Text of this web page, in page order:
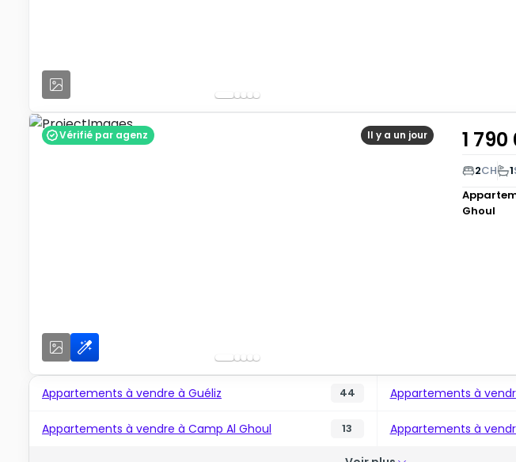
Il y a un jour
Vérifié par agenz 1 790
2CH 1
Ghoul
Appartements à vendre à Guéliz 44 Appartements à
Appartements à vendre à Camp Al Ghoul 13 Appartements à